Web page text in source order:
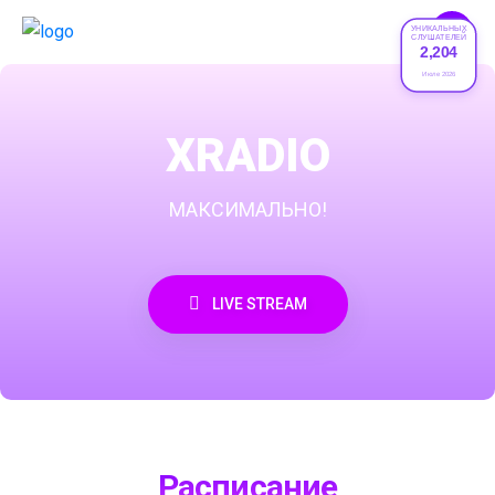
УНИКАЛЬНЫХ
СЛУШАТЕЛЕЙ
2,204
Июле 2026
XRADIO
МАКСИМАЛЬНО!
LIVE STREAM
Расписание